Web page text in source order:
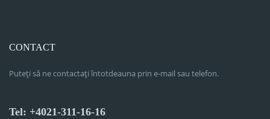
CONTACT
Puteți să ne contactați întotdeauna prin e-mail sau telefon.
Tel: +4021-311-16-16